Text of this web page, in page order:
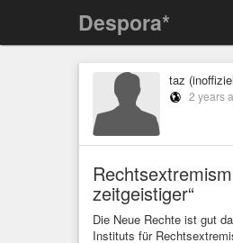
Despora*
taz
2 years
zeitgeistiger“
Die Neue Rechte ist gut
Instituts für